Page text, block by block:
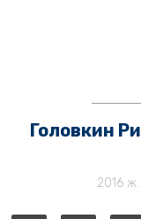
Головкин
2016 ж.